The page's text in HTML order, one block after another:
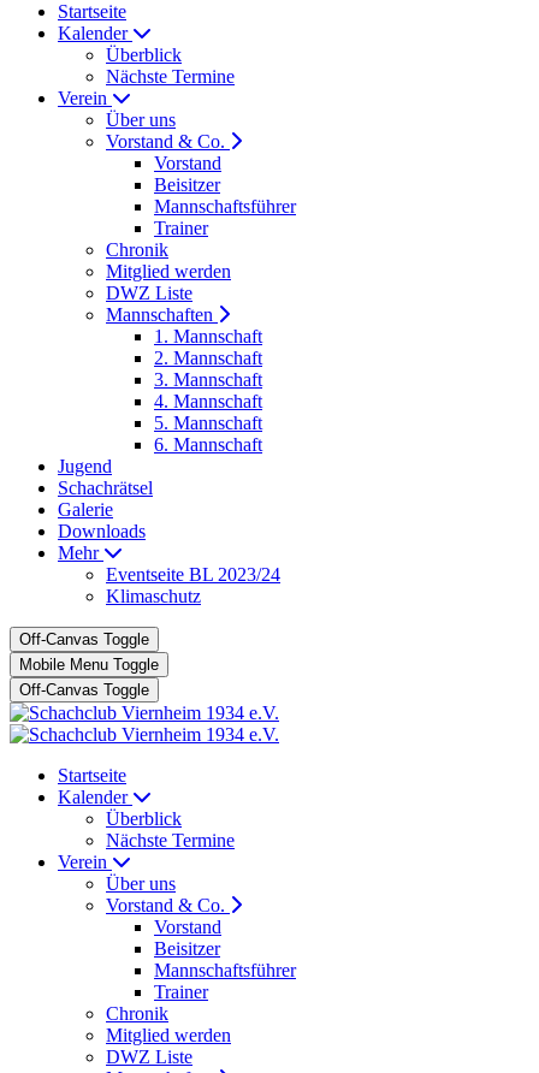
Startseite
Kalender
Überblick
Nächste Termine
Verein
Über uns
Vorstand & Co.
Vorstand
Beisitzer
Mannschaftsführer
Trainer
Chronik
Mitglied werden
DWZ Liste
Mannschaften
1. Mannschaft
2. Mannschaft
3. Mannschaft
4. Mannschaft
5. Mannschaft
6. Mannschaft
Jugend
Schachrätsel
Galerie
Downloads
Mehr
Eventseite BL 2023/24
Klimaschutz
Off-Canvas Toggle
Mobile Menu Toggle
Off-Canvas Toggle
Startseite
Kalender
Überblick
Nächste Termine
Verein
Über uns
Vorstand & Co.
Vorstand
Beisitzer
Mannschaftsführer
Trainer
Chronik
Mitglied werden
DWZ Liste